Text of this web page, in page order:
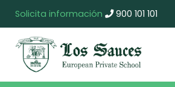
Solicita información 900 101 101